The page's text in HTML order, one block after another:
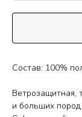
Состав: 100%
Ветрозащитная,
и больших пород